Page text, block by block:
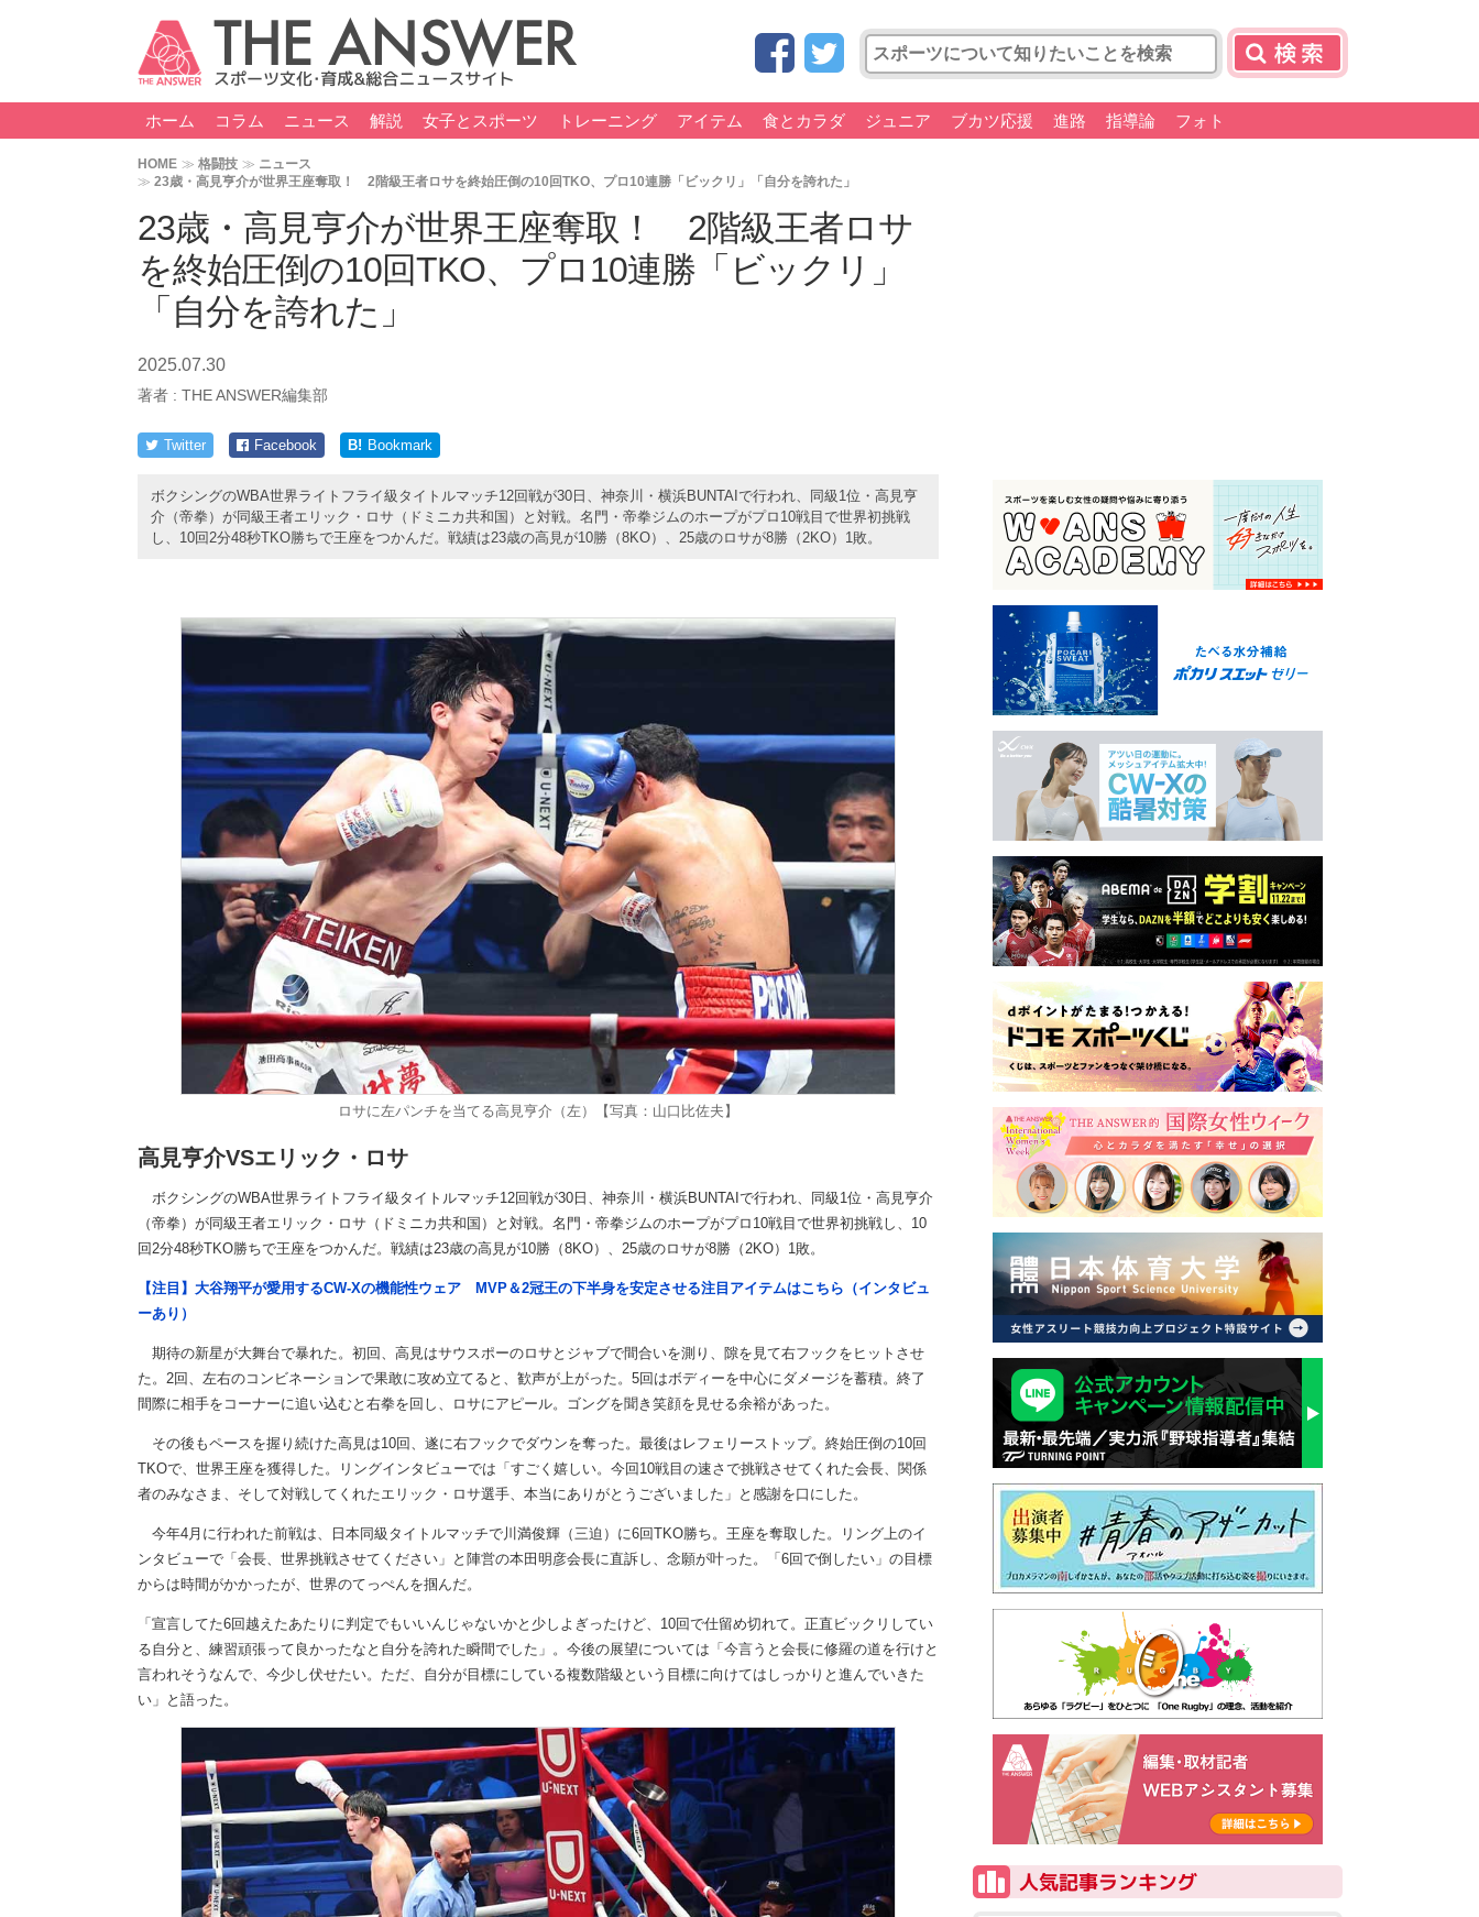
ホーム コラム ニュース 解説 女子とスポーツ トレーニング アイテム 食とカラダ ジュニア ブカツ応援 進路 指導論 フォト
HOME 格闘技
ニュース
23歳・高見亨介が世界王座奪取！ 2階級王者ロサを終始圧倒の10回TKO、プロ10連勝「ビックリ」「自分を誇れた」
23歳・高見亨介が世界王座奪取！ 2階級王者ロサ
を終始圧倒の10回TKO、プロ10連勝「ビックリ」
「自分を誇れた」
2025.07.30
著者 : THE ANSWER編集部
Twitter Facebook B! Bookmark
ボクシングのWBA世界ライトフライ級タイトルマッチ12回戦が30日、神奈川・横浜BUNTAIで行われ、同級1位・高見亨
介（帝拳）が同級王者エリック・ロサ（ドミニカ共和国）と対戦。名門・帝拳ジムのホープがプロ10戦目で世界初挑戦
し、10回2分48秒TKO勝ちで王座をつかんだ。戦績は23歳の高見が10勝（8KO）、25歳のロサが8勝（2KO）1敗。
ロサに左パンチを当てる高見亨介（左）【写真：山口比佐夫】
高見亨介VSエリック・ロサ
ボクシングのWBA世界ライトフライ級タイトルマッチ12回戦が30日、神奈川・横浜BUNTAIで行われ、同級1位・高見亨介
（帝拳）が同級王者エリック・ロサ（ドミニカ共和国）と対戦。名門・帝拳ジムのホープがプロ10戦目で世界初挑戦し、10
回2分48秒TKO勝ちで王座をつかんだ。戦績は23歳の高見が10勝（8KO）、25歳のロサが8勝（2KO）1敗。
【注目】大谷翔平が愛用するCW-Xの機能性ウェア MVP＆2冠王の下半身を安定させる注目アイテムはこちら（インタビュ
ーあり）
期待の新星が大舞台で暴れた。初回、高見はサウスポーのロサとジャブで間合いを測り、隙を見て右フックをヒットさせ
た。2回、左右のコンビネーションで果敢に攻め立てると、歓声が上がった。5回はボディーを中心にダメージを蓄積。終了
間際に相手をコーナーに追い込むと右拳を回し、ロサにアピール。ゴングを聞き笑顔を見せる余裕があった。
その後もペースを握り続けた高見は10回、遂に右フックでダウンを奪った。最後はレフェリーストップ。終始圧倒の10回
TKOで、世界王座を獲得した。リングインタビューでは「すごく嬉しい。今回10戦目の速さで挑戦させてくれた会長、関係
者のみなさま、そして対戦してくれたエリック・ロサ選手、本当にありがとうございました」と感謝を口にした。
今年4月に行われた前戦は、日本同級タイトルマッチで川満俊輝（三迫）に6回TKO勝ち。王座を奪取した。リング上のイ
ンタビューで「会長、世界挑戦させてください」と陣営の本田明彦会長に直訴し、念願が叶った。「6回で倒したい」の目標
からは時間がかかったが、世界のてっぺんを掴んだ。
「宣言してた6回越えたあたりに判定でもいいんじゃないかと少しよぎったけど、10回で仕留め切れて。正直ビックリしてい
る自分と、練習頑張って良かったなと自分を誇れた瞬間でした」。今後の展望については「今言うと会長に修羅の道を行けと
言われそうなんで、今少し伏せたい。ただ、自分が目標にしている複数階級という目標に向けてはしっかりと進んでいきた
い」と語った。